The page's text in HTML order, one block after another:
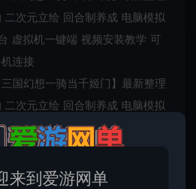
来到爱游网单